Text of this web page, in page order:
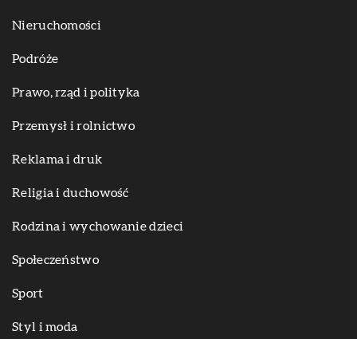
Nieruchomości
Podróże
Prawo, rząd i polityka
Przemysł i rolnictwo
Reklama i druk
Religia i duchowość
Rodzina i wychowanie dzieci
Społeczeństwo
Sport
Styl i moda